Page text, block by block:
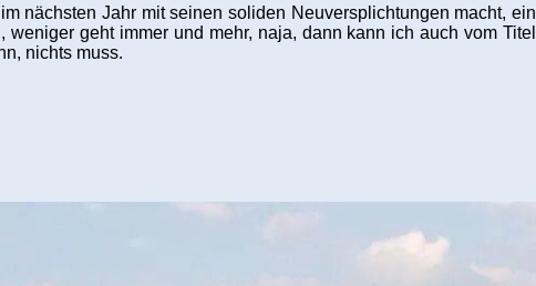
nächsten Jahr mit seinen soliden Neuversplichtungen macht, ein
geht immer und mehr, naja, dann kann ich auch vom Titel
nichts muss.